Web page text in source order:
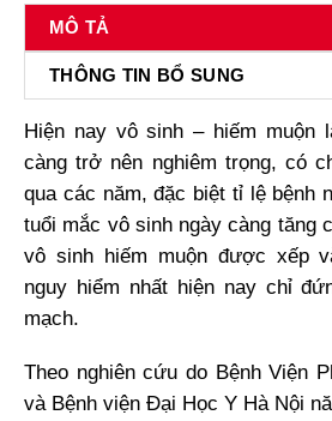
MÔ TẢ
THÔNG TIN BỔ SUNG
Hiện nay vô sinh – hiếm muộn
càng trở nên nghiêm trọng, có
qua các năm, đặc biệt tỉ lệ bệnh
tuổi mắc vô sinh ngày càng tăng
vô sinh hiếm muộn được xếp
nguy hiểm nhất hiện nay chỉ
mạch.
Theo nghiên cứu do Bệnh Viện
và Bệnh viện Đại Học Y Hà Nội